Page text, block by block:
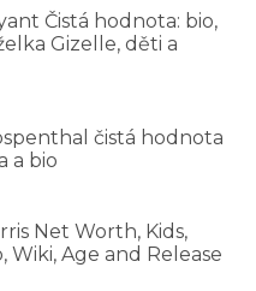
Čistá hodnota: bio,
Gizelle, děti a
čistá hodnota
a bio
Net Worth, Kids,
Wiki, Age and Release